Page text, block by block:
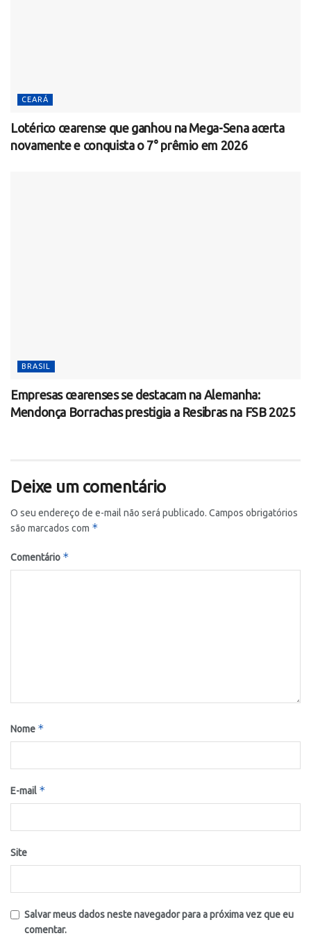
CEARÁ
Lotérico cearense que ganhou na Mega-Sena acerta
novamente e conquista o 7° prêmio em 2026
BRASIL
Empresas cearenses se destacam na Alemanha:
Mendonça Borrachas prestigia a Resibras na FSB 2025
Deixe um comentário
O seu endereço de e-mail não será publicado. Campos obrigatórios
são marcados com *
Comentário *
Nome *
E-mail *
Site
Salvar meus dados neste navegador para a próxima vez que eu
comentar.